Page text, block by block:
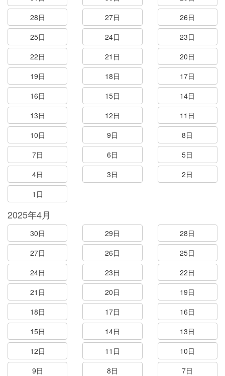
28日
27日
26日
25日
24日
23日
22日
21日
20日
19日
18日
17日
16日
15日
14日
13日
12日
11日
10日
9日
8日
7日
6日
5日
4日
3日
2日
1日
2025年4月
30日 29日
28日
27日
26日
25日
24日
23日
22日
21日
20日
19日
18日
17日
16日
15日
14日
13日
12日
11日
10日
9日
8日
7日